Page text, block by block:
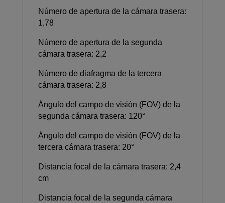
Número de apertura de la cámara trasera:
1,78
Número de apertura de la segunda
cámara trasera: 2,2
Número de diafragma de la tercera
cámara trasera: 2,8
Ángulo del campo de visión (FOV) de la
segunda cámara trasera: 120°
Ángulo del campo de visión (FOV) de la
tercera cámara trasera: 20°
Distancia focal de la cámara trasera: 2,4
cm
Distancia focal de la segunda cámara